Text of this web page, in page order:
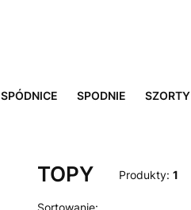
SPÓDNICE SPODNIE SZORTY
TOPY Produkty: 1
Sortowanie: